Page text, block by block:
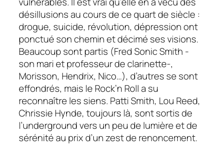
désillusions au cours de ce quart de siècle :
drogue, suicide, révolution, dépression ont
ponctué son chemin et décimé ses visions.
Beaucoup sont partis (Fred Sonic Smith -
son mari et professeur de clarinette-,
Morisson, Hendrix, Nico…), d’autres se sont
effondrés, mais le Rock’n Roll a su
reconnaître les siens. Patti Smith, Lou Reed,
Chrissie Hynde, toujours là, sont sortis de
l’underground vers un peu de lumière et de
sérénité au prix d’un zest de renoncement.